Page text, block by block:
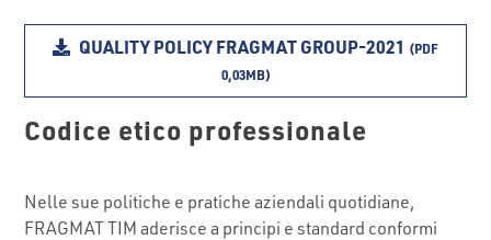
QUALITY POLICY FRAGMAT GROUP-2021 (PDF
0,03MB)
Codice etico professionale
Nelle sue politiche e pratiche aziendali quotidiane,
FRAGMAT TIM aderisce a principi e standard conformi